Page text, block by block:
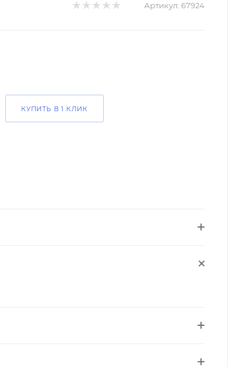
Артикул: 67924
КУПИТЬ В 1 КЛИК